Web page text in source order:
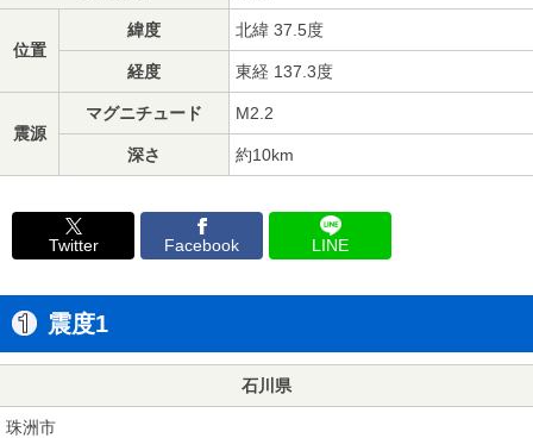
位置
緯度 北緯 37.5度
経度 東経 137.3度
震源
マグニチュード M2.2
深さ 約10km
Twitter Facebook LINE
震度1
石川県
珠洲市